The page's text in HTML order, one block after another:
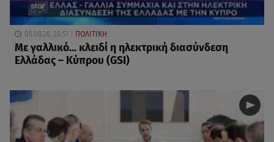
05.08.26, 20:51 ΠΟΛΙΤΙΚΗ
Με γαλλικό... κλειδί η ηλεκτρική διασύνδεση
Ελλάδας – Κύπρου (GSI)